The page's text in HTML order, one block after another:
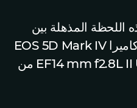
اللحظة المذهلة بين
هفالديمير ويوار باستخدام كاميرا EOS 5D Mark IV
من Canon وعدسة EF14 mm f2.8L II USM من